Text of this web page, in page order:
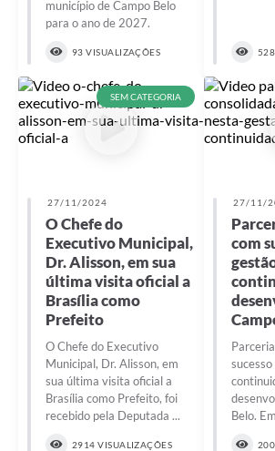
município de Campo Belo
para o ano de 2027.
93 VISUALIZAÇÕES
SEM CATEGORIA
27/11/2024
O Chefe do
Executivo Municipal,
Dr. Alisson, em sua
última visita oficial a
Brasília como
Prefeito
O Chefe do Executivo
Municipal, Dr. Alisson, em
sua última visita oficial a
Brasília como Prefeito, foi
recebido pela Deputada ...
2914 VISUALIZAÇÕES
27/11/
com
Belo.